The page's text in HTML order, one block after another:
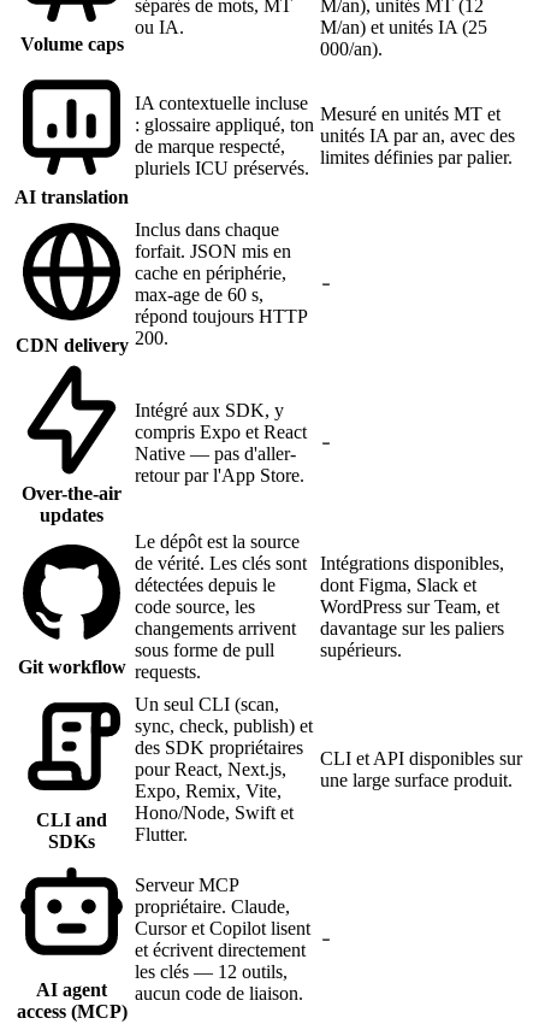
Volume caps
séparés de mots, MT
ou IA.
M/an), unités MT (12
M/an) et unités IA (25
000/an).
AI translation
IA contextuelle incluse
: glossaire appliqué, ton
de marque respecté,
pluriels ICU préservés.
Mesuré en unités MT et
unités IA par an, avec des
limites définies par palier.
CDN delivery
Inclus dans chaque
forfait. JSON mis en
cache en périphérie,
max-age de 60 s,
répond toujours HTTP
200.
Over-the-air
updates
Intégré aux SDK, y
compris Expo et React
Native — pas d'aller-
retour par l'App Store.
Git workflow
Le dépôt est la source
de vérité. Les clés sont
détectées depuis le
code source, les
changements arrivent
sous forme de pull
requests.
Intégrations disponibles,
dont Figma, Slack et
WordPress sur Team, et
davantage sur les paliers
supérieurs.
CLI and
SDKs
Un seul CLI (scan,
sync, check, publish) et
des SDK propriétaires
pour React, Next.js,
Expo, Remix, Vite,
Hono/Node, Swift et
Flutter.
CLI et API disponibles sur
une large surface produit.
AI agent
access (MCP)
Serveur MCP
propriétaire. Claude,
Cursor et Copilot lisent
et écrivent directement
les clés — 12 outils,
aucun code de liaison.